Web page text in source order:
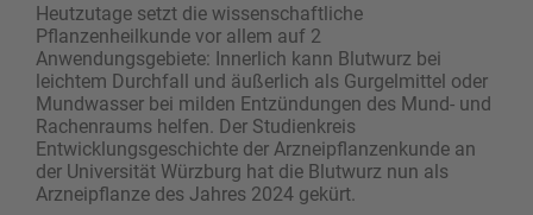
Heutzutage setzt die wissenschaftliche
Pflanzenheilkunde vor allem auf 2
Anwendungsgebiete: Innerlich kann Blutwurz bei
leichtem Durchfall und äußerlich als Gurgelmittel oder
Mundwasser bei milden Entzündungen des Mund- und
Rachenraums helfen. Der Studienkreis
Entwicklungsgeschichte der Arzneipflanzenkunde an
der Universität Würzburg hat die Blutwurz nun als
Arzneipflanze des Jahres 2024 gekürt.